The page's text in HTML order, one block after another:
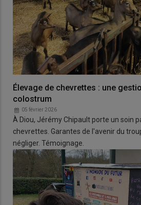
Élevage de chevrettes : une
colostrum
05 février 2026
À Diou, Jérémy Chipault porte un soin
chevrettes. Garantes de l'avenir du
négliger. Témoignage.